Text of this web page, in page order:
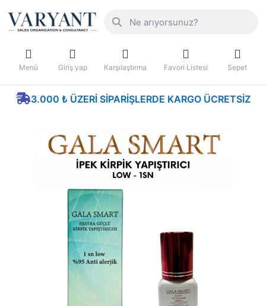
Menü Giriş yap Karşılaştırma Favori Listesi Sepet
3.000 ₺ ÜZERI SIPARIŞLERDE KARGO ÜCRETSIZ